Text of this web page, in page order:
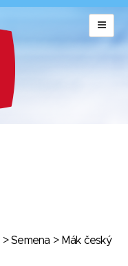
>Semena > Mák český